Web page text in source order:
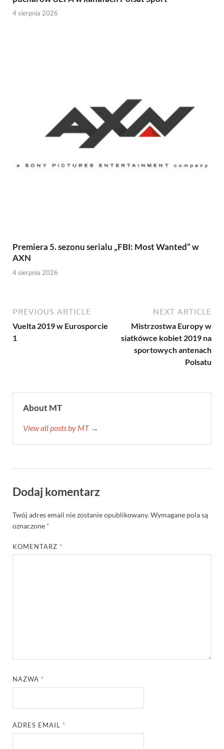
4 sierpnia 2026
Premiera 5. sezonu serialu „FBI: Most Wanted” w
AXN
4 sierpnia 2026
PREVIOUS ARTICLE
Vuelta 2019 w Eurosporcie
1
NEXT ARTICLE
Mistrzostwa Europy w
siatkówce kobiet 2019 na
sportowych antenach
Polsatu
About MT
View all posts by MT →
Dodaj komentarz
Twój adres email nie zostanie opublikowany.Wymagane pola są
oznaczone *
KOMENTARZ *
NAZWA *
ADRES EMAIL *